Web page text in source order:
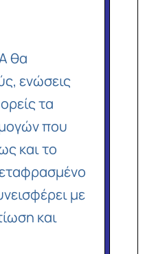
θα
ενώσεις
τα
που
και το
με
και